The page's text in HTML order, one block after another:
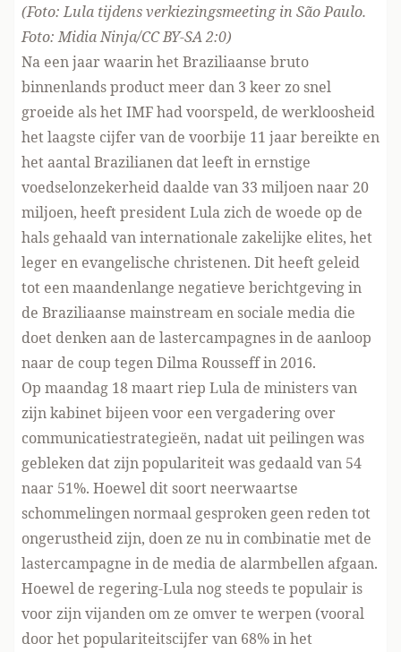
(Foto: Lula tijdens verkiezingsmeeting in São Paulo.
Foto: Midia Ninja/CC BY-SA 2:0)
Na een jaar waarin het Braziliaanse bruto
binnenlands product meer dan 3 keer zo snel
groeide als het IMF had voorspeld, de werkloosheid
het laagste cijfer van de voorbije 11 jaar bereikte en
het aantal Brazilianen dat leeft in ernstige
voedselonzekerheid daalde van 33 miljoen naar 20
miljoen, heeft president Lula zich de woede op de
hals gehaald van internationale zakelijke elites, het
leger en evangelische christenen. Dit heeft geleid
tot een maandenlange negatieve berichtgeving in
de Braziliaanse mainstream en sociale media die
doet denken aan de lastercampagnes in de aanloop
naar de coup tegen Dilma Rousseff in 2016.
Op maandag 18 maart riep Lula de ministers van
zijn kabinet bijeen voor een vergadering over
communicatiestrategieën, nadat uit peilingen was
gebleken dat zijn populariteit was gedaald van 54
naar 51%. Hoewel dit soort neerwaartse
schommelingen normaal gesproken geen reden tot
ongerustheid zijn, doen ze nu in combinatie met de
lastercampagne in de media de alarmbellen afgaan.
Hoewel de regering-Lula nog steeds te populair is
voor zijn vijanden om ze omver te werpen (vooral
door het populariteitscijfer van 68% in het